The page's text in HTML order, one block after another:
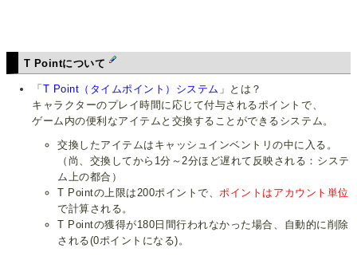
T Pointについて
「 T Point（タイムポイント）システム 」とは？
キャラクターのプレイ時間に応じて付与されるポイントで、
ゲーム内の便利なアイテムと交換することができるシステム。
交換したアイテムはキャッシュインベントリの中に入る。
（尚、交換してから1分～2分ほど遅れて反映される：システ
ム上の都合）
T Pointの上限は200ポイントで、 ポイントはアカウント単位
で計算される。
T Pointの獲得が180日間行われなかった場合、自動的に削除
される(0ポイントになる)。